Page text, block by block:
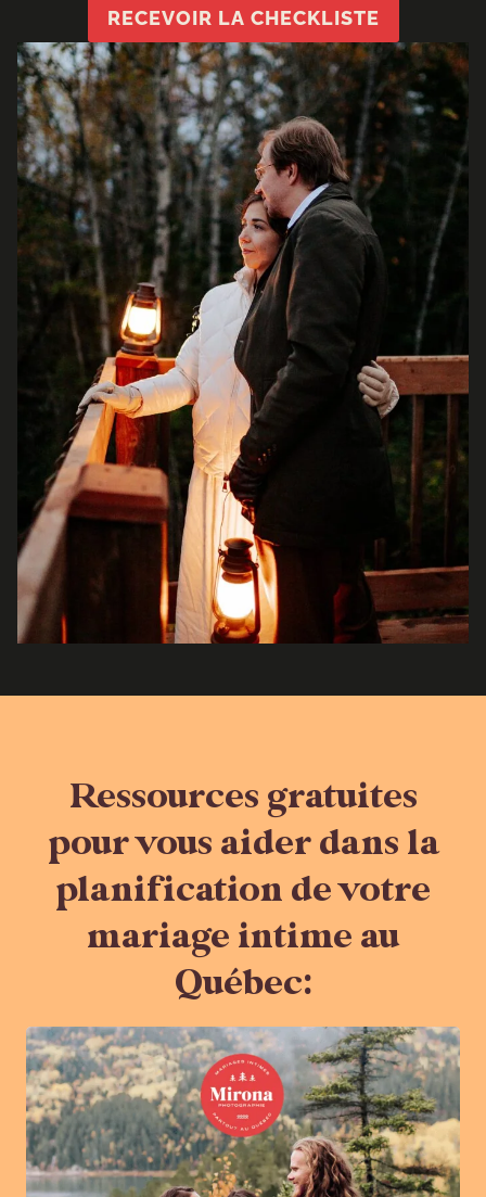
RECEVOIR LA CHECKLISTE
Ressources gratuites
pour vous aider dans la
planification de votre
mariage intime au
Québec: